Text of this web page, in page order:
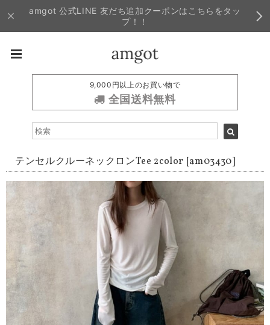
amgot 公式LINE 友だち追加クーポンはこちらをタッ
プ！！
9,000円以上のお買い物で
全国送料無料
テンセルクルーネックロンTee 2color [am03430]